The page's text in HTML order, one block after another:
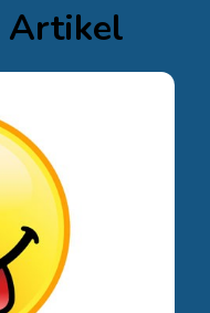
Artikel